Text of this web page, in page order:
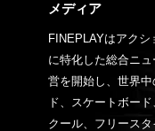
メディア
FINEPLAYはアク
に特化した総合ニ
営を開始し、世界
ド、スケートボー
クール、フリース